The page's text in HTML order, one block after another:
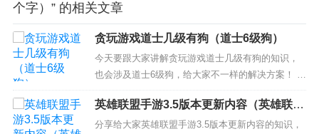
个字）” 的相关文章
贪玩游戏道士几级有狗（道士6级狗）
今天要跟大家讲解贪玩游戏道士几级有狗的知识，
也会涉及道士6级狗，给大家不一样的解决方案！ 本
文目录一览： 1、我想问问传奇霸业道士多少级能出
狗 2、传奇道士多少级可以招狗啊，在哪搞狗书？
3、传奇道士多少级招狗？ 4、传奇道士多少级招
英雄联盟手游3.5版本更新内容（英雄联盟
手游32更新）
分享给大家英雄联盟手游3.5版本更新内容的知识，